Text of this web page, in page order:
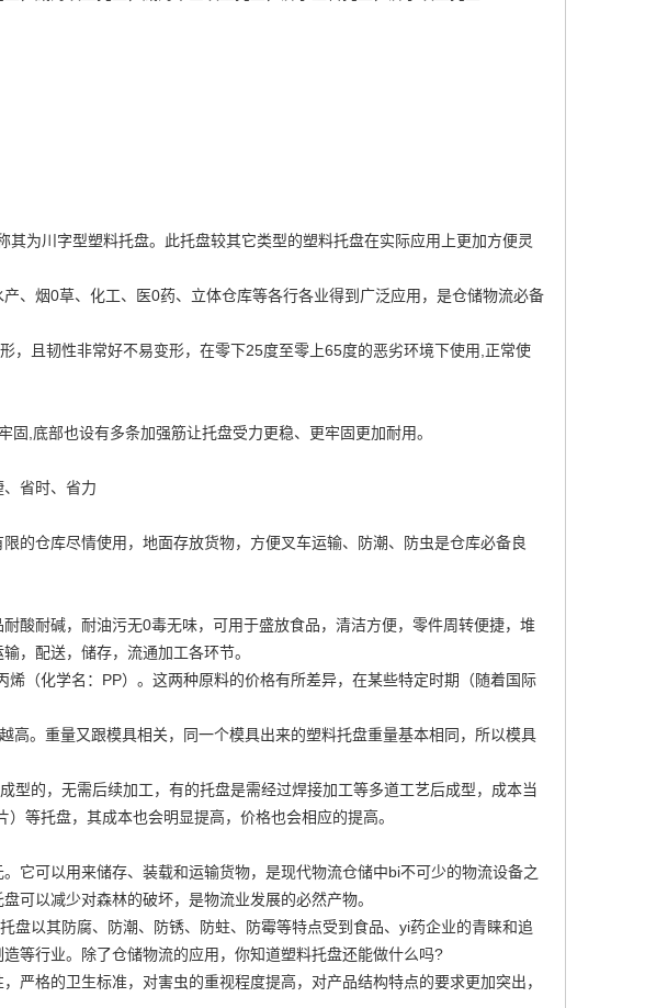
为川字型塑料托盘。此托盘较其它类型的塑料托盘在实际应用上更加方便灵
、烟0草、化工、医0药、立体仓库等各行各业得到广泛应用，是仓储物流必备
，且韧性非常好不易变形，在零下25度至零上65度的恶劣环境下使用,正常使
,底部也设有多条加强筋让托盘受力更稳、更牢固更加耐用。
省时、省力
的仓库尽情使用，地面存放货物，方便叉车运输、防潮、防虫是仓库必备良
酸耐碱，耐油污无0毒无味，可用于盛放食品，清洁方便，零件周转便捷，堆
，配送，储存，流通加工各环节。
（化学名：PP）。这两种原料的价格有所差异，在某些特定时期（随着国际
高。重量又跟模具相关，同一个模具出来的塑料托盘重量基本相同，所以模具
型的，无需后续加工，有的托盘是需经过焊接加工等多道工艺后成型，成本当
等托盘，其成本也会明显提高，价格也会相应的提高。
它可以用来储存、装载和运输货物，是现代物流仓储中bi不可少的物流设备之
可以减少对森林的破坏，是物流业发展的必然产物。
盘以其防腐、防潮、防锈、防蛀、防霉等特点受到食品、yi药企业的青睐和追
等行业。除了仓储物流的应用，你知道塑料托盘还能做什么吗?
严格的卫生标准，对害虫的重视程度提高，对产品结构特点的要求更加突出，